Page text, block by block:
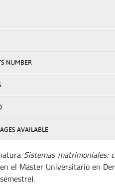
NUMBER
AVAILABLE
Sistemas matrimoniales:
el Master Universitario en